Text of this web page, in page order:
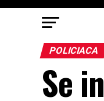
POLICIACA
Se